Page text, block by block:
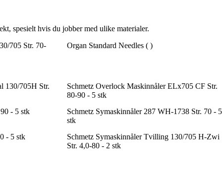
spesielt hvis du jobber med ulike materialer.
705 Str. 70-
Organ Standard Needles ( )
130/705H Str.
Schmetz Overlock Maskinnåler ELx705 CF Str.
80-90 - 5 stk
- 5 stk
Schmetz Symaskinnåler 287 WH-1738 Str. 70 - 5
stk
- 5 stk
Schmetz Symaskinnåler Tvilling 130/705 H-Zwi
Str. 4,0-80 - 2 stk